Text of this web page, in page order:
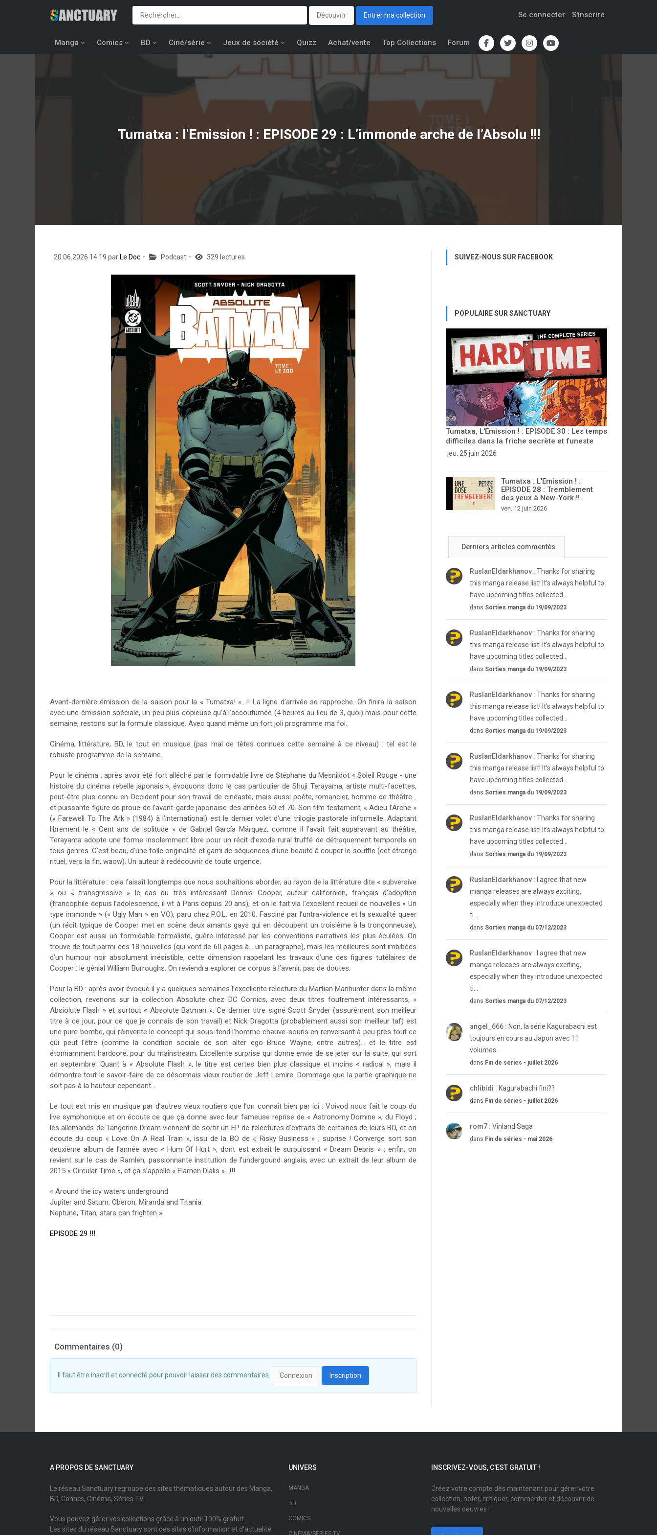
Découvrir Entrer ma collection Se connecter S'inscrire
Manga Comics BD Ciné/série Jeux de société Quizz Achat/vente Top Collections Forum
Tumatxa : l'Emission ! : EPISODE 29 : L’immonde arche de l’Absolu !!!
20.06.2026 14:19 par Le Doc Podcast 329 lectures
Avant-dernière émission de la saison pour la « Tumatxa! »…!! La ligne d’arrivée se rapproche. On finira la saison
avec une émission spéciale, un peu plus copieuse qu’à l’accoutumée (4 heures au lieu de 3, quoi) mais pour cette
semaine, restons sur la formule classique. Avec quand même un fort joli programme ma foi.
Cinéma, littérature, BD, le tout en musique (pas mal de têtes connues cette semaine à ce niveau) : tel est le
robuste programme de la semaine.
Pour le cinéma : après avoir été fort alléché par le formidable livre de Stéphane du Mesnildot « Soleil Rouge - une
histoire du cinéma rebelle japonais », évoquons donc le cas particulier de Shuji Terayama, artiste multi-facettes,
peut-être plus connu en Occident pour son travail de cinéaste, mais aussi poète, romancier, homme de théâtre…
et puissante figure de proue de l’avant-garde japonaise des années 60 et 70. Son film testament, « Adieu l’Arche »
(« Farewell To The Ark » (1984) à l’international) est le dernier volet d’une trilogie pastorale informelle. Adaptant
librement le « Cent ans de solitude » de Gabriel García Márquez, comme il l’avait fait auparavant au théâtre,
Terayama adopte une forme insolemment libre pour un récit d’exode rural truffé de détraquement temporels en
tous genres. C’est beau, d’une folle originalité et garni de séquences d’une beauté à couper le souffle (cet étrange
rituel, vers la fin, waow). Un auteur à redécouvrir de toute urgence.
Pour la littérature : cela faisait longtemps que nous souhaitions aborder, au rayon de la littérature dite « subversive
» ou « transgressive » le cas du très intéressant Dennis Cooper, auteur californien, français d’adoption
(francophile depuis l’adolescence, il vit à Paris depuis 20 ans), et on le fait via l’excellent recueil de nouvelles « Un
type immonde » (« Ugly Man » en VO), paru chez P.O.L. en 2010. Fasciné par l’untra-violence et la sexualité queer
(un récit typique de Cooper met en scène deux amants gays qui en découpent un troisième à la tronçonneuse),
Cooper est aussi un formidable formaliste, guère intéressé par les conventions narratives les plus éculées. On
trouve de tout parmi ces 18 nouvelles (qui vont de 60 pages à… un paragraphe), mais les meilleures sont imbibées
d’un humour noir absolument irrésistible, cette dimension rappelant les travaux d’une des figures tutélaires de
Cooper : le génial William Burroughs. On reviendra explorer ce corpus à l’avenir, pas de doutes.
Pour la BD : après avoir évoqué il y a quelques semaines l’excellente relecture du Martian Manhunter dans la même
collection, revenons sur la collection Absolute chez DC Comics, avec deux titres foutrement intéressants, «
Absiolute Flash » et surtout « Absolute Batman ». Ce dernier titre signé Scott Snyder (assurément son meilleur
titre à ce jour, pour ce que je connais de son travail) et Nick Dragotta (probablement aussi son meilleur taf) est
une pure bombe, qui réinvente le concept qui sous-tend l’homme chauve-souris en renversant à peu près tout ce
qui peut l’être (comme la condition sociale de son alter ego Bruce Wayne, entre autres)… et le titre est
étonnamment hardcore, pour du mainstream. Excellente surprise qui donne envie de se jeter sur la suite, qui sort
en septembre. Quant à « Absolute Flash », le titre est certes bien plus classique et moins « radical », mais il
démontre tout le savoir-faire de ce désormais vieux routier de Jeff Lemire. Dommage que la partie graphique ne
soit pas à la hauteur cependant…
Le tout est mis en musique par d’autres vieux routiers que l’on connaît bien par ici : Voivod nous fait le coup du
live symphonique et on écoute ce que ça donne avec leur fameuse reprise de « Astronomy Domine », du Floyd ;
les allemands de Tangerine Dream viennent de sortir un EP de relectures d’extraits de certaines de leurs BO, et on
écoute du coup « Love On A Real Train », issu de la BO de « Risky Business » ; suprise ! Converge sort son
deuxième album de l’année avec « Hum Of Hurt », dont est extrait le surpuissant « Dream Debris » ; enfin, on
revient sur le cas de Ramleh, passionnante institution de l’undergound anglais, avec un extrait de leur album de
2015 « Circular Time », et ça s’appelle « Flamen Dialis »…!!!
« Around the icy waters underground
Jupiter and Saturn, Oberon, Miranda and Titania
Neptune, Titan, stars can frighten »
EPISODE 29 !!!
Commentaires (0)
Il faut être inscrit et connecté pour pouvoir laisser des commentaires. Connexion Inscription
SUIVEZ-NOUS SUR FACEBOOK
POPULAIRE SUR SANCTUARY
Tumatxa, L'Emission ! : EPISODE 30 : Les temps
difficiles dans la friche secrète et funeste
jeu. 25 juin 2026
Tumatxa : L'Emission ! :
EPISODE 28 : Tremblement
des yeux à New-York !!
ven. 12 juin 2026
Derniers articles commentés
RuslanEldarkhanov : Thanks for sharing
this manga release list! It's always helpful to
have upcoming titles collected...
dans Sorties manga du 19/09/2023
RuslanEldarkhanov : Thanks for sharing
this manga release list! It's always helpful to
have upcoming titles collected...
dans Sorties manga du 19/09/2023
RuslanEldarkhanov : Thanks for sharing
this manga release list! It's always helpful to
have upcoming titles collected...
dans Sorties manga du 19/09/2023
RuslanEldarkhanov : Thanks for sharing
this manga release list! It's always helpful to
have upcoming titles collected...
dans Sorties manga du 19/09/2023
RuslanEldarkhanov : Thanks for sharing
this manga release list! It's always helpful to
have upcoming titles collected...
dans Sorties manga du 19/09/2023
RuslanEldarkhanov :
I agree that new
manga releases are always exciting,
especially when they introduce unexpected
ti...
dans Sorties manga du 07/12/2023
RuslanEldarkhanov :
I agree that new
manga releases are always exciting,
especially when they introduce unexpected
ti...
dans Sorties manga du 07/12/2023
angel_666 : Non, la série Kagurabachi est
toujours en cours au Japon avec 11
volumes.
dans Fin de séries - juillet 2026
chlibidi : Kagurabachi fini??
dans Fin de séries - juillet 2026
rom7 : Vinland Saga
dans Fin de séries - mai 2026
A PROPOS DE SANCTUARY
Le réseau Sanctuary regroupe des sites thématiques autour des Manga,
BD, Comics, Cinéma, Séries TV.
Vous pouvez gérer vos collections grâce à un outil 100% gratuit.
Les sites du réseau Sanctuary sont des sites d'information et d'actualité.
UNIVERS
MANGA
BD
COMICS
CINÉMA/SÉRIES TV
INSCRIVEZ-VOUS, C'EST GRATUIT !
Créez votre compte dès maintenant pour gérer votre
collection, noter, critiquer, commenter et découvrir de
nouvelles oeuvres !